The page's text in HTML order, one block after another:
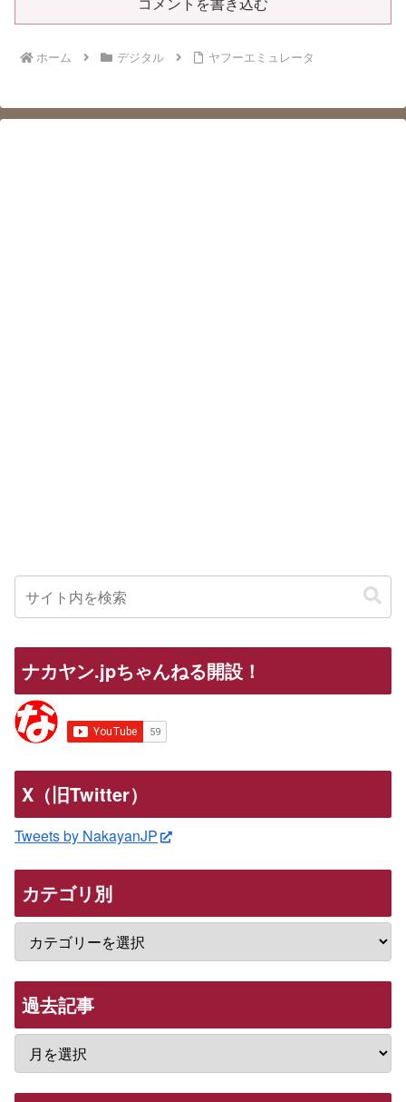
コメントを書き込む
ホーム デジタル ヤフーエミュレータ
ナカヤン.jpちゃんねる開設！
X（旧Twitter）
Tweets by NakayanJP
カテゴリ別
過去記事